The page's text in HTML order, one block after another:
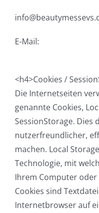
E-Mail:
<h4>Cookies /
Die Internetseiten
genannte Cookies,
SessionStorage. Dies
nutzerfreundlicher,
machen. Local
Technologie, mit
Ihrem Computer
Cookies sind
Internetbrowser auf